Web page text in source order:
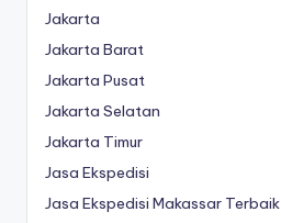
Jakarta
Jakarta Barat
Jakarta Pusat
Jakarta Selatan
Jakarta Timur
Jasa Ekspedisi
Jasa Ekspedisi Makassar Terbaik